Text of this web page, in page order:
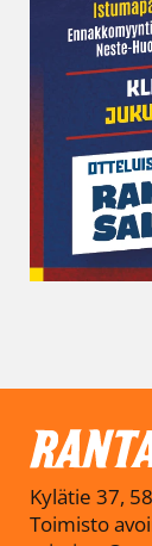
Kylätie 37,
Toimisto